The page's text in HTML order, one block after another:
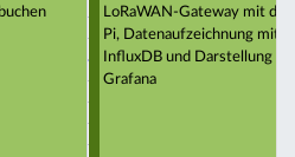
LoRaWAN-Gateway mit
Pi, Datenaufzeichnung mit
InfluxDB und Darstellung
Grafana